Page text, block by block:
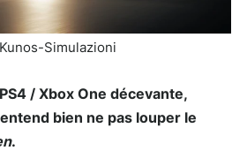
Simulazioni
/ Xbox One décevante,
bien ne pas louper le
.